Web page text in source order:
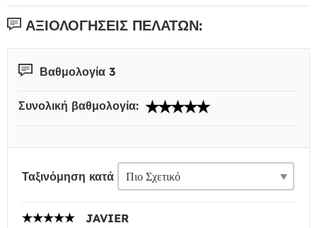
ΑΞΙΟΛΟΓΉΣΕΙΣ ΠΕΛΑΤΏΝ:
Βαθμολογία 3
Συνολική βαθμολογία:
Ταξινόμηση κατά
JAVIER